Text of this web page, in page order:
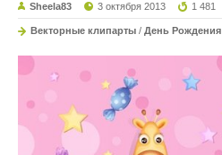
Sheela83 3 октября 2013 1 481
Векторные клипарты / День Рождения